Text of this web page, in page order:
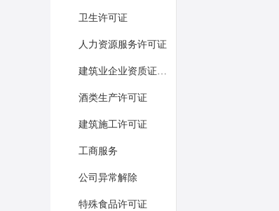
卫生许可证
人力资源服务许可证
建筑业企业资质证书许可
酒类生产许可证
建筑施工许可证
工商服务
公司异常解除
特殊食品许可证